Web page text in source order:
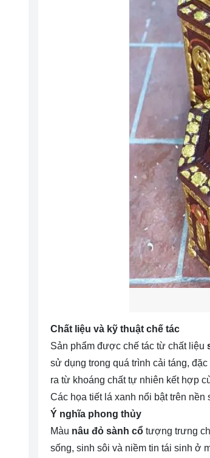
Chất liệu và kỹ thuật chế tác
Sản phẩm được chế tác từ chất liệu
sử dụng trong quá trình cải táng,
ra từ khoáng chất tự nhiên kết hợp
Các họa tiết lá xanh nổi bật trên
Ý nghĩa phong thủy
Màu nâu đỏ sành cổ tượng trưng
sống, sinh sôi và niềm tin tái sinh ở